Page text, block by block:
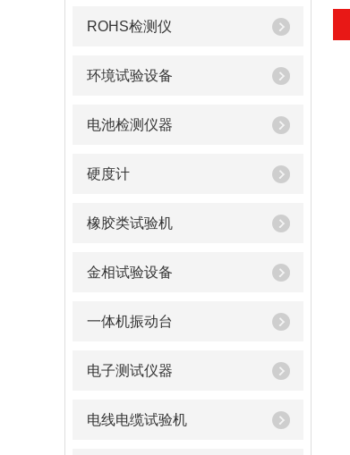
ROHS检测仪
环境试验设备
电池检测仪器
硬度计
橡胶类试验机
金相试验设备
一体机振动台
电子测试仪器
电线电缆试验机